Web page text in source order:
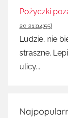
Pożyczki
29 21:04:55)
Ludzie, nie
straszne.
ulicy...